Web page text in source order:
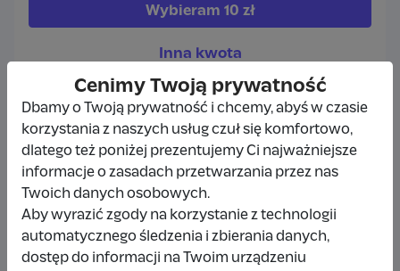
Wybieram 10 zł
Inna kwota
Udostępnij Zgłoś
Cenimy Twoją prywatność
Dbamy o Twoją prywatność i chcemy, abyś w czasie
korzystania z naszych usług czuł się komfortowo,
dlatego też poniżej prezentujemy Ci najważniejsze
informacje o zasadach przetwarzania przez nas
Twoich danych osobowych.
Aby wyrazić zgody na korzystanie z technologii
automatycznego śledzenia i zbierania danych,
dostęp do informacji na Twoim urządzeniu